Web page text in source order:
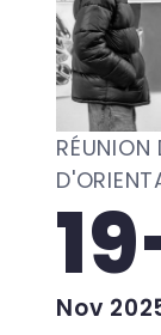
Nov